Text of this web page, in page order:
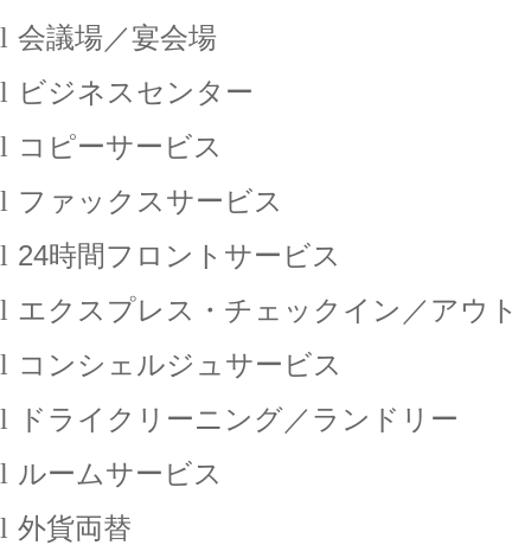
l 会議場／宴会場
l ビジネスセンター
l コピーサービス
l ファックスサービス
l 24時間フロントサービス
l エクスプレス・チェックイン／アウト
l コンシェルジュサービス
l
ドライクリーニング／ランドリー
l ルームサービス
l 外貨両替